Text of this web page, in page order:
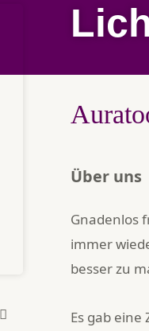
Über uns
Gnadenlos
immer
besser zu
Es gab